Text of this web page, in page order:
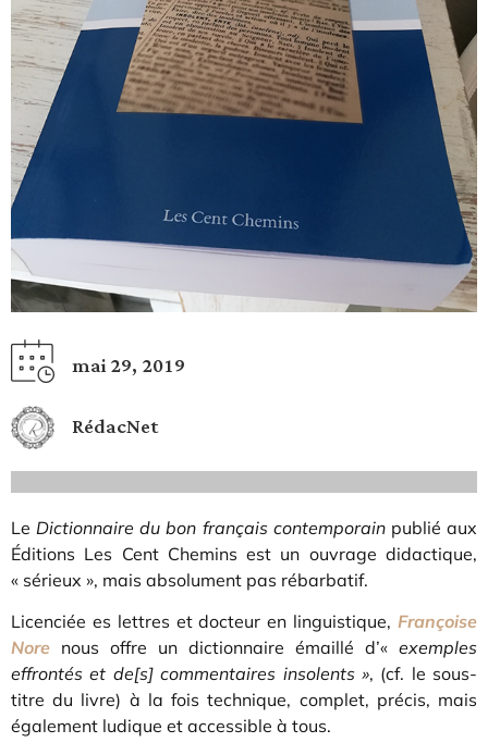
mai 29, 2019
RédacNet
LeDictionnaire du bon français contemporain publié aux
Éditions Les Cent Chemins est un ouvrage didactique,
« sérieux », mais absolument pas rébarbatif.
Licenciée es lettres et docteur en linguistique, Françoise
Nore nous offre un dictionnaire émaillé d’« exemples
effrontés et de[s] commentaires insolents », (cf. le sous-
titre du livre) à la fois technique, complet, précis, mais
également ludique et accessible à tous.